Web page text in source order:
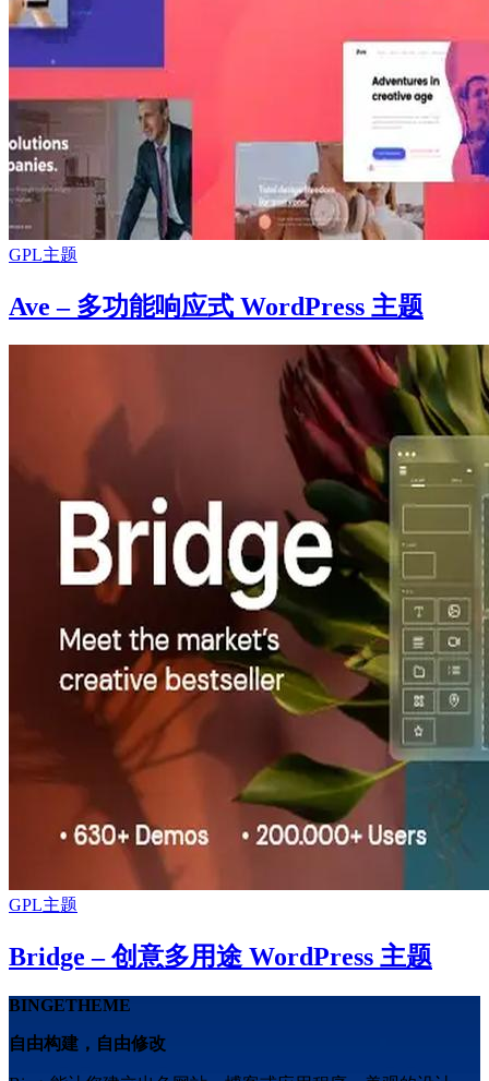
GPL主题
Ave – 多功能响应式 WordPress 主题
GPL主题
Bridge – 创意多用途 WordPress 主题
BINGETHEME
自由构建，自由修改